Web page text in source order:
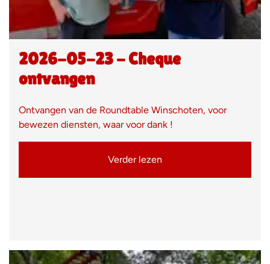
2026-05-23 - Cheque
ontvangen
Ontvangen van de Roundtable Winschoten, voor
bewezen diensten, waar voor dank !
Verder lezen